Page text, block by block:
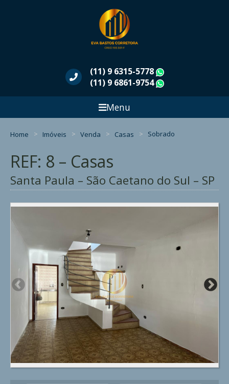
(11) 9 6315-5778
(11) 9 6861-9754
Menu
Home Imóveis Venda Casas Sobrado
REF: 8 – Casas
Santa Paula – São Caetano do Sul – SP